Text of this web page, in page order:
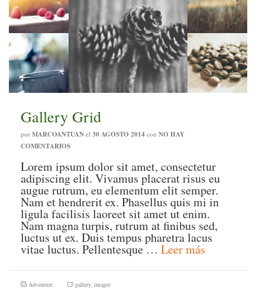
Gallery Grid
por MARCOANTUAN el 30 AGOSTO 2014 con NO HAY
COMENTARIOS
Lorem ipsum dolor sit amet, consectetur
adipiscing elit. Vivamus placerat risus eu
augue rutrum, eu elementum elit semper.
Nam et hendrerit ex. Phasellus quis mi in
ligula facilisis laoreet sit amet ut enim.
Nam magna turpis, rutrum at finibus sed,
luctus ut ex. Duis tempus pharetra lacus
vitae luctus. Pellentesque … Leer más
Adventure gallery, images